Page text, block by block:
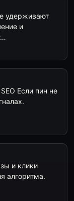
удерживают
и
Если пин не
и клики
алгоритма.